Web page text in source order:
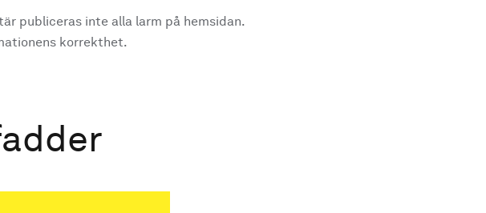
publiceras inte alla larm på hemsidan.
korrekthet.